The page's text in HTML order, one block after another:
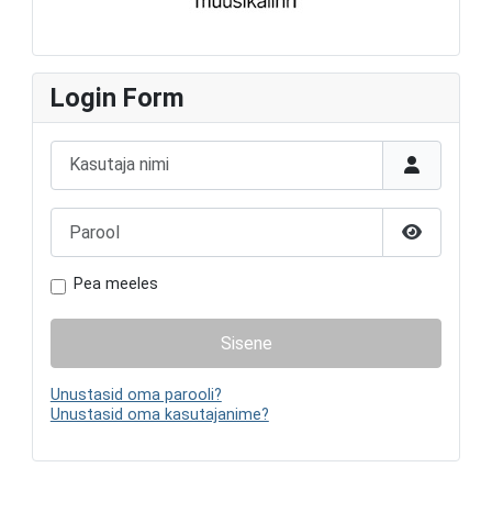
Login Form
Kasutaja nimi
Parool
Näita
Pea meeles
Sisene
Unustasid oma parooli?
Unustasid oma kasutajanime?